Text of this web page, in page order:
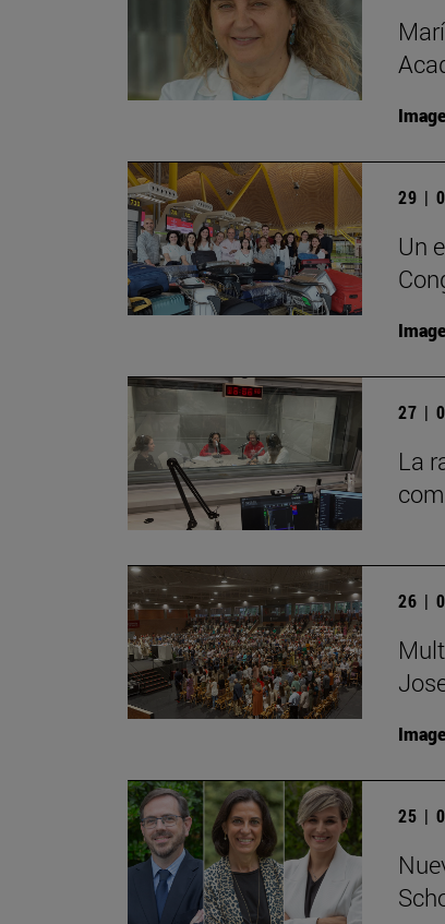
29 |
Un
27 |
La
26 |
25 |